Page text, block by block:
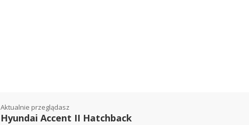
Aktualnie przeglądasz
Hyundai Accent II Hatchback